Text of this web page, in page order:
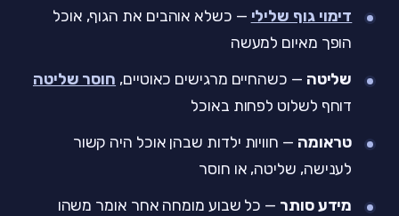
דימוי גוף שלילי — כשלא אוהבים את הגוף, אוכל
הופך מאיום למעשה
שליטה — כשהחיים מרגישים כאוטיים, חוסר שליטה
דוחף לשלוט לפחות באוכל
טראומה — חוויות ילדות שבהן אוכל היה קשור
לענישה, שליטה, או חוסר
מידע סותר — כל שבוע מומחה אחר אומר משהו